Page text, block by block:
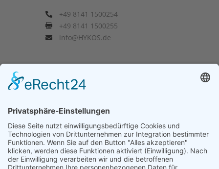
 +49 8141 1500254
 +49 8141 1500255
 info@HYKOS.de
© 2025 by HYKOS - Hydraulik Komponenten Sieber